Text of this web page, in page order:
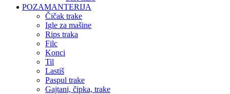
POZAMANTERIJA
čičak trake
igle za mašine
rips traka
filc
konci
til
lastiš
paspul trake
gajtani, čipka, trake